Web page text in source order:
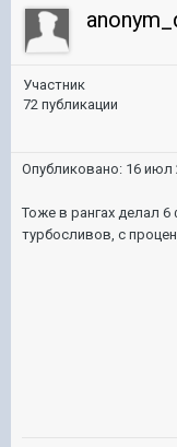
Участник
72 публикации
Опубликовано: 16 июл
Тоже в рангах делал
турбосливов, с